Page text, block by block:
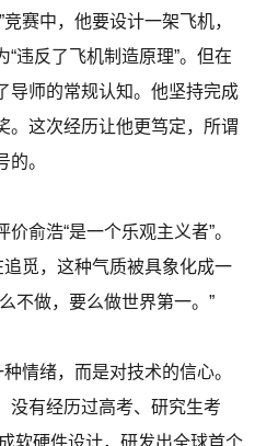
赛中，他要设计一架飞机，
违反了飞机制造原理”。但在
导师的常规认知。他坚持完成
。这次经历让他更笃定，所谓
。
俞浩“是一个乐观主义者”。
追觅，这种气质被具象化成一
不做，要么做世界第一。”
情绪，而是对技术的信心。
没有经历过高考、研究生考